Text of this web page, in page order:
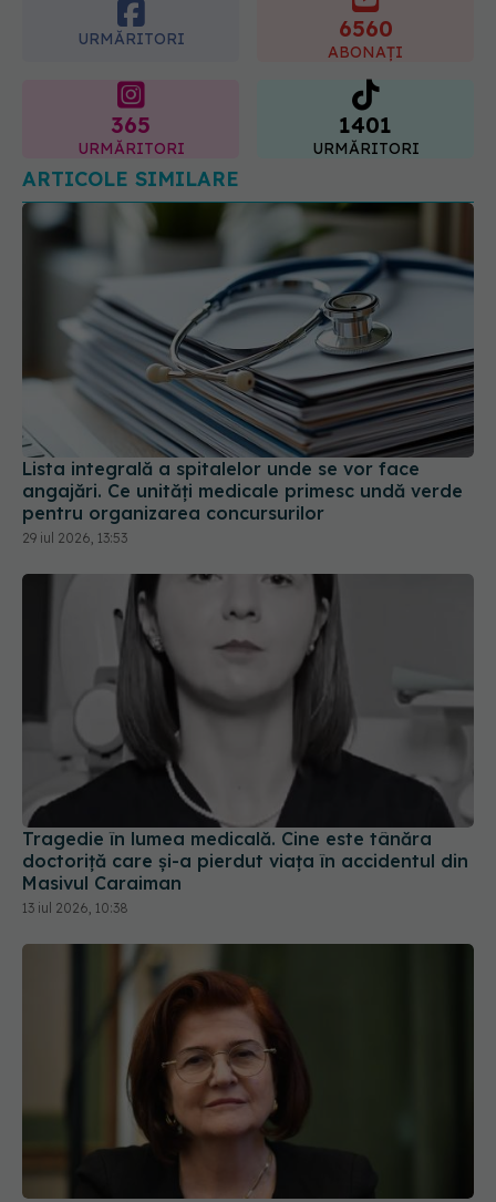
URMĂRITORI
1401
URMĂRITORI
ARTICOLE SIMILARE
Lista integrală a spitalelor unde se vor face
angajări. Ce unități medicale primesc undă verde
pentru organizarea concursurilor
29 iul 2026, 13:53
Tragedie în lumea medicală. Cine este tânăra
doctoriță care și-a pierdut viața în accidentul din
Masivul Caraiman
13 iul 2026, 10:38
Cătălina Poiană (CMR), mesaj tranșant: Sănătatea